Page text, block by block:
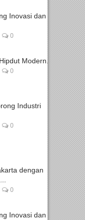
Inovasi dan
0
Modern...
0
Industri
0
dengan
0
Inovasi dan